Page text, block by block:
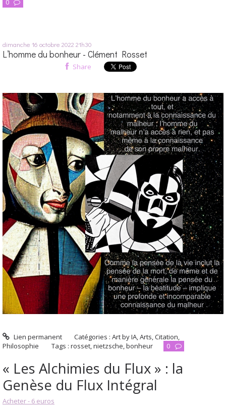
dimanche 16 octobre 2022 21h30
L’homme du bonheur - Clément Rosset
Share
Lien permanent Catégories :Art by IA,Arts,Citation,
Philosophie
Tags : rosset,nietzsche,bonheur 0
« Les Alchimies du Flux » : la
Genèse du Flux Intégral
Acheter - 6 euros